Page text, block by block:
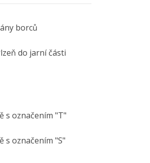
borců
do jarní části
s označením "T"
s označením "S"